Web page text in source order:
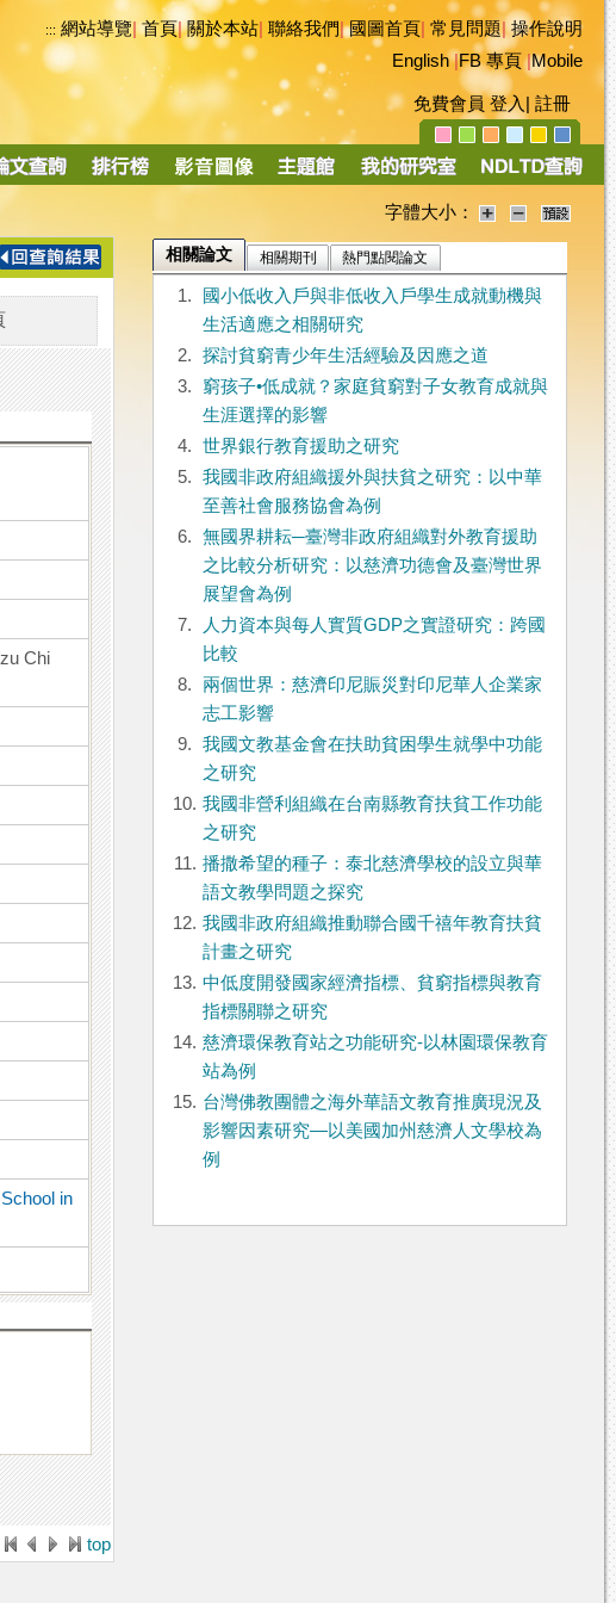
::: 網站導覽|首頁|關於本站 聯絡我們|國圖首頁 常見問題|操作說明
English|FB 專頁|Mobile
免費會員 登入 註冊
字體大小：
Chi
in
top
相關論文 相關期刊 熱門點閱論文
1.
國小低收入戶與非低收入戶學生成就動機與
生活適應之相關研究
2.
探討貧窮青少年生活經驗及因應之道
3.
窮孩子•低成就？家庭貧窮對子女教育成就與
生涯選擇的影響
4.
世界銀行教育援助之研究
5.
我國非政府組織援外與扶貧之研究：以中華
至善社會服務協會為例
6.
無國界耕耘─臺灣非政府組織對外教育援助
之比較分析研究：以慈濟功德會及臺灣世界
展望會為例
7.
人力資本與每人實質GDP之實證研究：跨國
比較
8.
兩個世界：慈濟印尼賑災對印尼華人企業家
志工影響
9.
我國文教基金會在扶助貧困學生就學中功能
之研究
10. 我國非營利組織在台南縣教育扶貧工作功能
之研究
11. 播撒希望的種子：泰北慈濟學校的設立與華
語文教學問題之探究
12. 我國非政府組織推動聯合國千禧年教育扶貧
計畫之研究
13. 中低度開發國家經濟指標、貧窮指標與教育
指標關聯之研究
14. 慈濟環保教育站之功能研究-以林園環保教育
站為例
15. 台灣佛教團體之海外華語文教育推廣現況及
影響因素研究—以美國加州慈濟人文學校為
例